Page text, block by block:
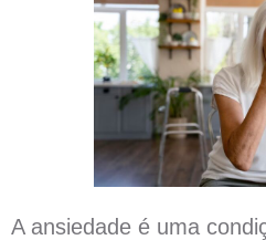
A ansiedade é uma